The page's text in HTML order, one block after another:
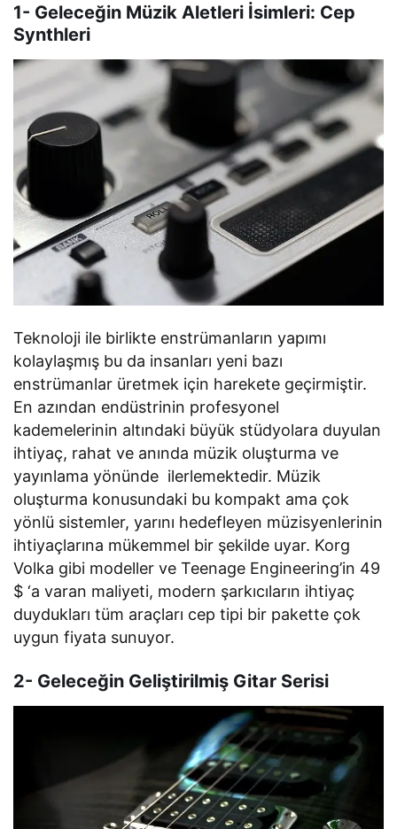
1- Geleceğin Müzik Aletleri İsimleri: Cep
Synthleri
Teknoloji ile birlikte enstrümanların yapımı
kolaylaşmış bu da insanları yeni bazı
enstrümanlar üretmek için harekete geçirmiştir.
En azından endüstrinin profesyonel
kademelerinin altındaki büyük stüdyolara duyulan
ihtiyaç, rahat ve anında müzik oluşturma ve
yayınlama yönünde ilerlemektedir. Müzik
oluşturma konusundaki bu kompakt ama çok
yönlü sistemler, yarını hedefleyen müzisyenlerinin
ihtiyaçlarına mükemmel bir şekilde uyar. Korg
Volka gibi modeller ve Teenage Engineering’in 49
$ ‘a varan maliyeti, modern şarkıcıların ihtiyaç
duydukları tüm araçları cep tipi bir pakette çok
uygun fiyata sunuyor.
2- Geleceğin Geliştirilmiş Gitar Serisi